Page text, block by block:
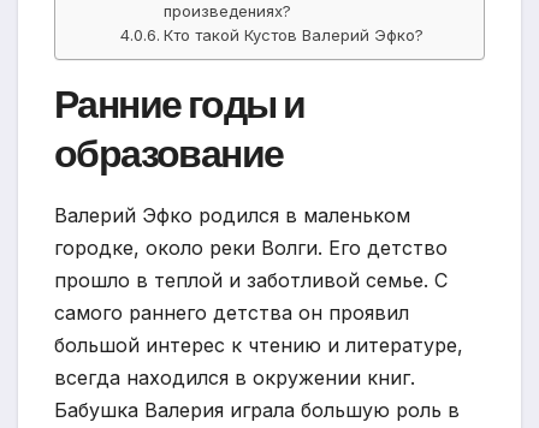
произведениях?
Кто такой Кустов Валерий Эфко?
Ранние годы и
образование
Валерий Эфко родился в маленьком
городке, около реки Волги. Его детство
прошло в теплой и заботливой семье. С
самого раннего детства он проявил
большой интерес к чтению и литературе,
всегда находился в окружении книг.
Бабушка Валерия играла большую роль в